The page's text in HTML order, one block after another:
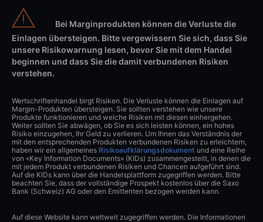
Bei Marginprodukten können die Verluste die
Einlagen übersteigen. Bitte vergewissern Sie sich, dass Sie
unsere Risikowarnung lesen, bevor Sie mit dem Handel
beginnen und dass Sie die damit verbundenen Risiken
verstehen.
Wertschriftenhandel birgt Risiken. Die Verluste können die Einlagen auf
Margin-Produkten übersteigen. Sie sollten verstehen wie unsere
Produkte funktionieren und welche Risiken mit diesen einhergehen.
Weiter sollten Sie abwägen, ob Sie es sich leisten können, ein hohes
Risiko einzugehen, Ihr Geld zu verlieren. Um Ihnen das Verständnis der
mit den entsprechenden Produkten verbundenen Risiken zu erleichtern,
haben wir ein allgemeines Risikoaufklärungsdokument und eine Reihe
von «Key Information Documents» (KIDs) zusammengestellt, in denen die
mit jedem Produkt verbundenen Risiken und Chancen aufgeführt sind.
Auf die KIDs kann über die Handelsplattform zugegriffen werden. Bitte
beachten Sie, dass der vollständige Prospekt kostenlos über die Saxo
Bank (Schweiz) AG oder den Emittenten bezogen werden kann.
Auf diese Website kann weltweit zugegriffen werden. Die Informationen